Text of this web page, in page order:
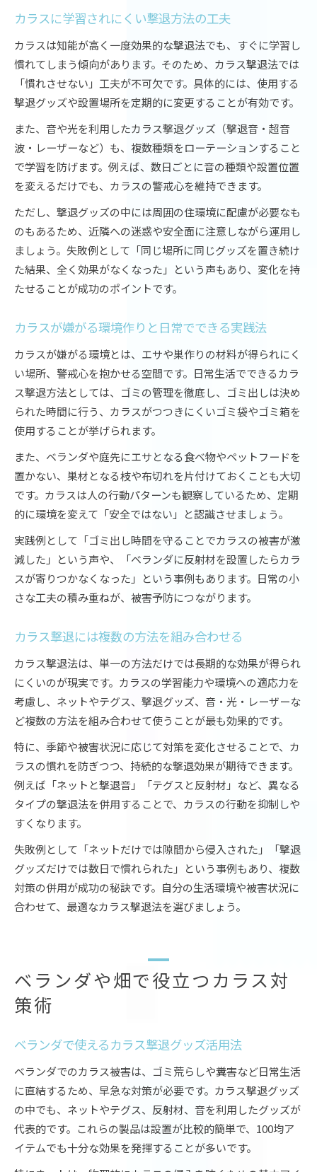
カラスに学習されにくい撃退方法の工夫
カラスは知能が高く一度効果的な撃退法でも、すぐに学習し
慣れてしまう傾向があります。そのため、カラス撃退法では
「慣れさせない」工夫が不可欠です。具体的には、使用する
撃退グッズや設置場所を定期的に変更することが有効です。
また、音や光を利用したカラス撃退グッズ（撃退音・超音
波・レーザーなど）も、複数種類をローテーションすること
で学習を防げます。例えば、数日ごとに音の種類や設置位置
を変えるだけでも、カラスの警戒心を維持できます。
ただし、撃退グッズの中には周囲の住環境に配慮が必要なも
のもあるため、近隣への迷惑や安全面に注意しながら運用し
ましょう。失敗例として「同じ場所に同じグッズを置き続け
た結果、全く効果がなくなった」という声もあり、変化を持
たせることが成功のポイントです。
カラスが嫌がる環境作りと日常でできる実践法
カラスが嫌がる環境とは、エサや巣作りの材料が得られにく
い場所、警戒心を抱かせる空間です。日常生活でできるカラ
ス撃退方法としては、ゴミの管理を徹底し、ゴミ出しは決め
られた時間に行う、カラスがつつきにくいゴミ袋やゴミ箱を
使用することが挙げられます。
また、ベランダや庭先にエサとなる食べ物やペットフードを
置かない、巣材となる枝や布切れを片付けておくことも大切
です。カラスは人の行動パターンも観察しているため、定期
的に環境を変えて「安全ではない」と認識させましょう。
実践例として「ゴミ出し時間を守ることでカラスの被害が激
減した」という声や、「ベランダに反射材を設置したらカラ
スが寄りつかなくなった」という事例もあります。日常の小
さな工夫の積み重ねが、被害予防につながります。
カラス撃退には複数の方法を組み合わせる
カラス撃退法は、単一の方法だけでは長期的な効果が得られ
にくいのが現実です。カラスの学習能力や環境への適応力を
考慮し、ネットやテグス、撃退グッズ、音・光・レーザーな
ど複数の方法を組み合わせて使うことが最も効果的です。
特に、季節や被害状況に応じて対策を変化させることで、カ
ラスの慣れを防ぎつつ、持続的な撃退効果が期待できます。
例えば「ネットと撃退音」「テグスと反射材」など、異なる
タイプの撃退法を併用することで、カラスの行動を抑制しや
すくなります。
失敗例として「ネットだけでは隙間から侵入された」「撃退
グッズだけでは数日で慣れられた」という事例もあり、複数
対策の併用が成功の秘訣です。自分の生活環境や被害状況に
合わせて、最適なカラス撃退法を選びましょう。
ベランダや畑で役立つカラス対
策術
ベランダで使えるカラス撃退グッズ活用法
ベランダでのカラス被害は、ゴミ荒らしや糞害など日常生活
に直結するため、早急な対策が必要です。カラス撃退グッズ
の中でも、ネットやテグス、反射材、音を利用したグッズが
代表的です。これらの製品は設置が比較的簡単で、100均ア
イテムでも十分な効果を発揮することが多いです。